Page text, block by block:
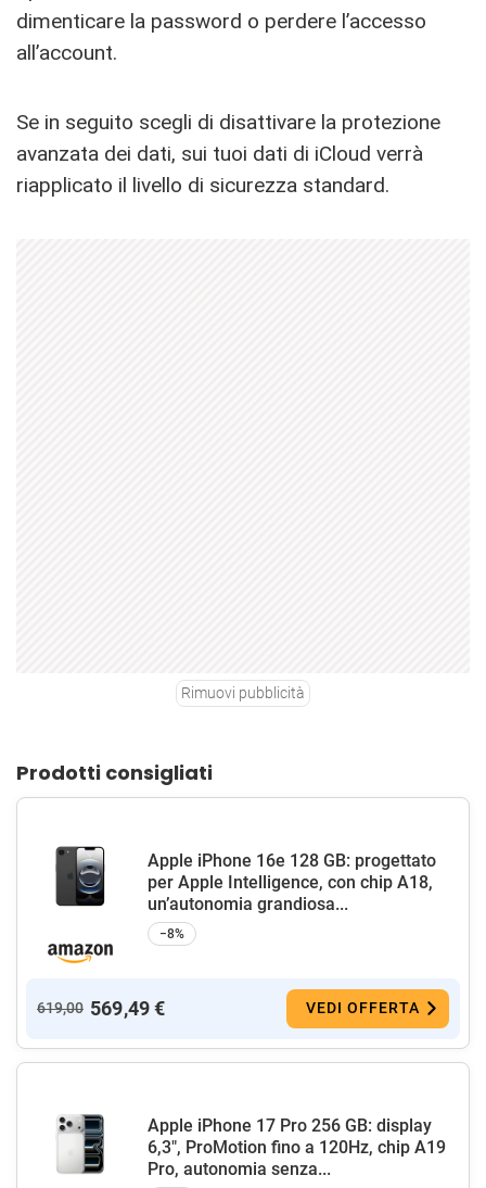
dimenticare la password o perdere l’accesso
all’account.
Se in seguito scegli di disattivare la protezione
avanzata dei dati, sui tuoi dati di iCloud verrà
riapplicato il livello di sicurezza standard.
Rimuovi pubblicità
Prodotti consigliati
Apple iPhone 16e 128 GB: progettato
per Apple Intelligence, con chip A18,
un’autonomia grandiosa...
−8%
619,00 569,49 € VEDI OFFERTA
Apple iPhone 17 Pro 256 GB: display
6,3", ProMotion fino a 120Hz, chip A19
Pro, autonomia senza...